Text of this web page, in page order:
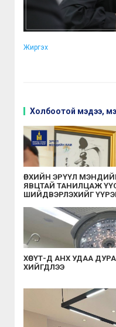
Жиргэх
Холбоотой мэдээ,
ӨРХИЙН ЭРҮҮЛ
ЯВЦТАЙ ТАНИЛЦАЖ
ШИЙДВЭРЛЭХИЙГ
ХӨСҮТ-Д АНХ УДАА
ХИЙГДЛЭЭ